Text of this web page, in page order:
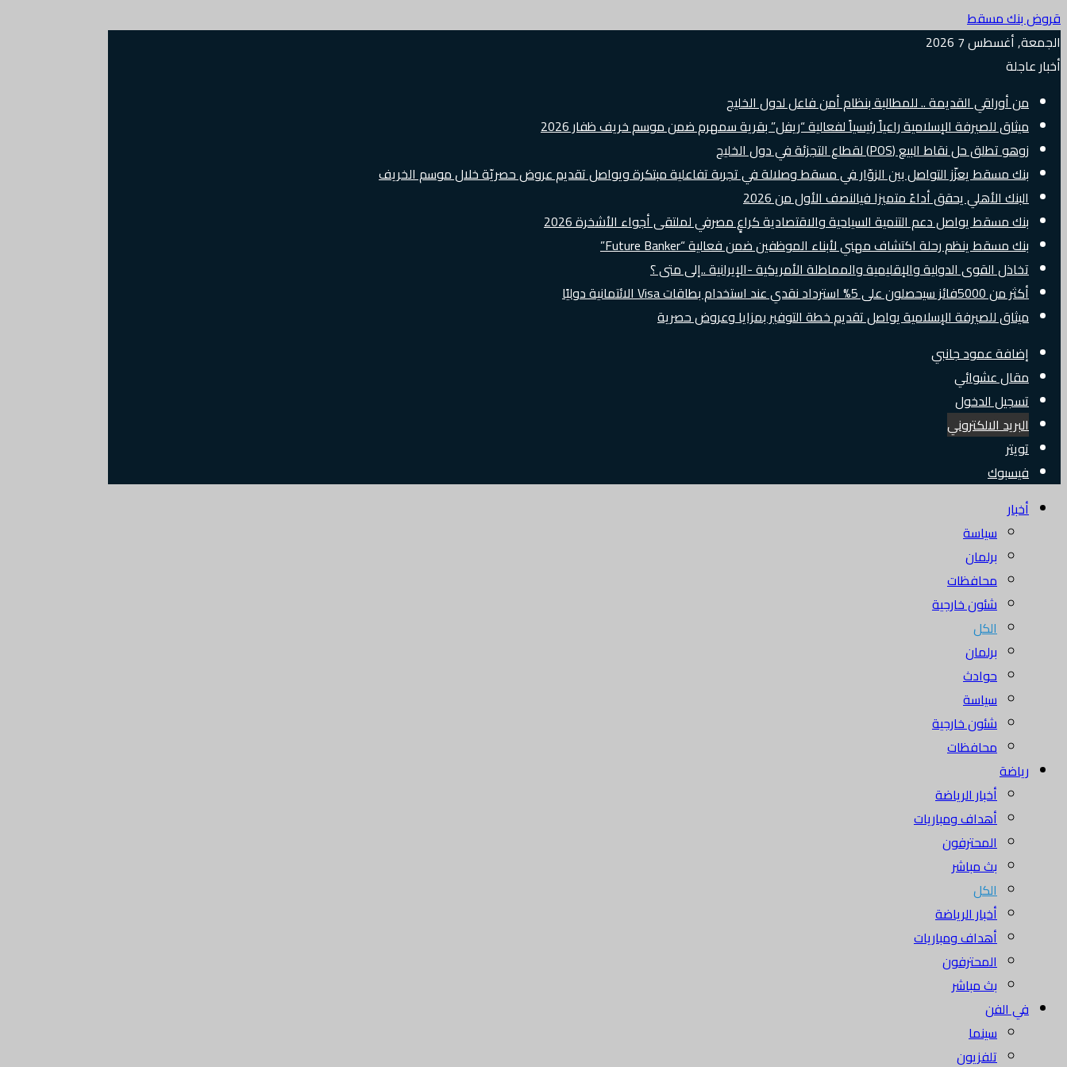
قروض بنك مسقط
الجمعة, أغسطس 7 2026
أخبار عاجلة
من أوراقي القديمة .. للمطالبة بنظام أمن فاعل لدول الخليج
ميثاق للصيرفة الإسلامية راعياً رئيسياً لفعالية “ريفل” بقرية سمهرم ضمن موسم خريف ظفار 2026
زوهو تطلق حل نقاط البيع (POS) لقطاع التجزئة في دول الخليج
بنك مسقط يعزّز التواصل بين الزوّار في مسقط وصلالة في تجربة تفاعلية مبتكرة ويواصل تقديم عروض حصريّة خلال موسم الخريف
البنك الأهلي يحقق أداءً متميزا فيالنصف الأول من 2026
بنك مسقط يواصل دعم التنمية السياحية والاقتصادية كراعٍ مصرفي لملتقى أجواء الأشخرة 2026
بنك مسقط ينظم رحلة اكتشاف مهني لأبناء الموظفين ضمن فعالية “Future Banker”
تخاذل القوى الدولية والإقليمية والمماطلة الأمريكية -الإيرانية ..إلى متى ؟
أكثر من 5000فائز سيحصلون على 5% استرداد نقدي عند استخدام بطاقات Visa الائتمانية دوليًا
ميثاق للصيرفة الإسلامية يواصل تقديم خطة التوفير بمزايا وعروض حصرية
إضافة عمود جانبي
مقال عشوائي
تسجيل الدخول
البريد الالكتروني
تويتر
فيسبوك
أخبار
سياسة
برلمان
محافظات
شئون خارجية
الكل
برلمان
حوادث
سياسة
شئون خارجية
محافظات
رياضة
أخبار الرياضة
أهداف ومباريات
المحترفون
بث مباشر
الكل
أخبار الرياضة
أهداف ومباريات
المحترفون
بث مباشر
في الفن
سينما
تلفزيون